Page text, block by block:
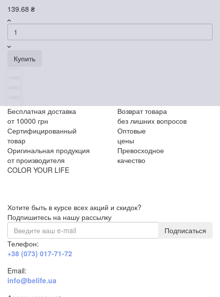
139.68 ₴
Купить
Бесплатная доставка
от 10000 грн
Возврат товара
без лишних вопросов
Сертифицированный
товар
Оптовые
цены
Оригинальная продукция
от производителя
Превосходное
качество
COLOR YOUR LIFE
Хотите быть в курсе всех акций и скидок?
Подпишитесь на нашу рассылку
Подписаться
Телефон:
+38 (073) 017-71-72
Email:
info@belife.ua